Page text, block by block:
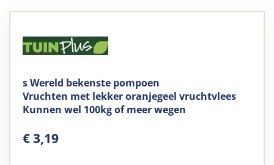
s Wereld bekenste pompoen
Vruchten met lekker oranjegeel vruchtvlees
Kunnen wel 100kg of meer wegen
€3,19